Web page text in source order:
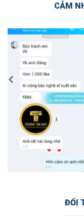
CẢM
ĐỐI